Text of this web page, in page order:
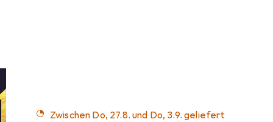
Zwischen Do, 27.8. und Do, 3.9. geliefert